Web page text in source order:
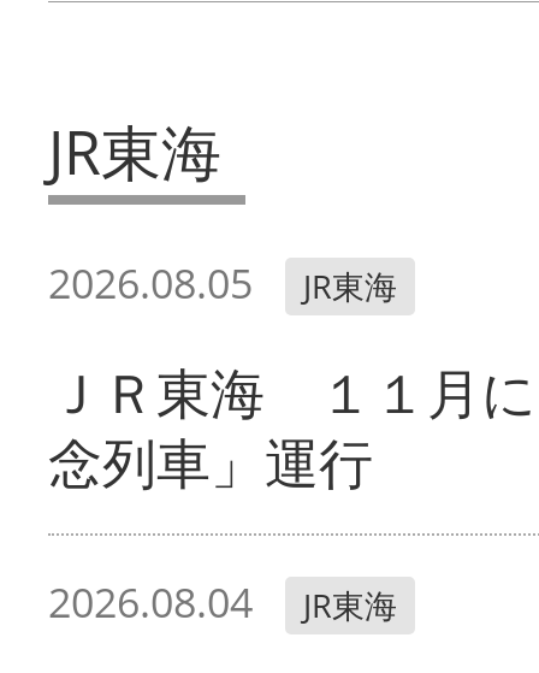
JR東海
2026.08.05 JR東海
ＪＲ東海 １１月
念列車」運行
2026.08.04 JR東海